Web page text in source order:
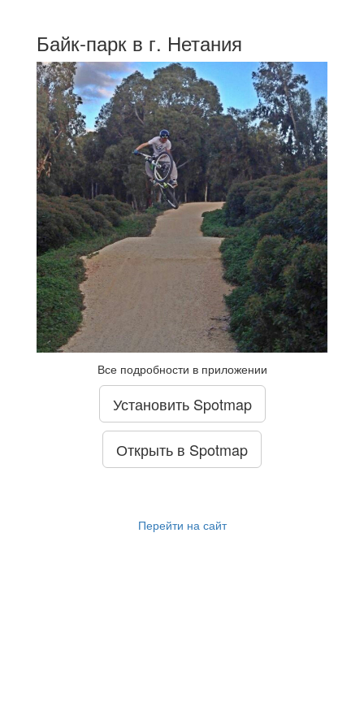
Байк-парк в г. Нетания
Все подробности в приложении
Установить Spotmap
Открыть в Spotmap
Перейти на сайт